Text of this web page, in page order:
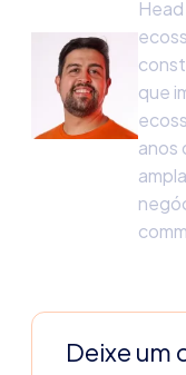
que
anos
Deixe um